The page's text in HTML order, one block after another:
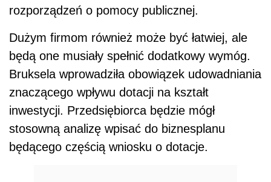
rozporządzeń o pomocy publicznej.
Dużym firmom również może być łatwiej, ale
będą one musiały spełnić dodatkowy wymóg.
Bruksela wprowadziła obowiązek udowadniania
znaczącego wpływu dotacji na kształt
inwestycji. Przedsiębiorca będzie mógł
stosowną analizę wpisać do biznesplanu
będącego częścią wniosku o dotacje.